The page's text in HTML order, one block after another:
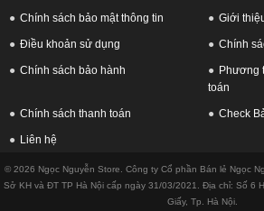
Chính sách bảo mật thông tin Giới
Điều khoản sử dụng Chính
Chính sách bảo hành
Phương
toán
Chính sách thanh toán Check
Liên hệ
© 2026 Ngọc Nguyễn Store. Công ty Cổ phần Bán lẻ Ngọc
Sở KH và ĐT TP Hà Nội cấp ngày 31/03/2021. Địa chỉ: Số 6
Giấy, Tp. Hà Nội.